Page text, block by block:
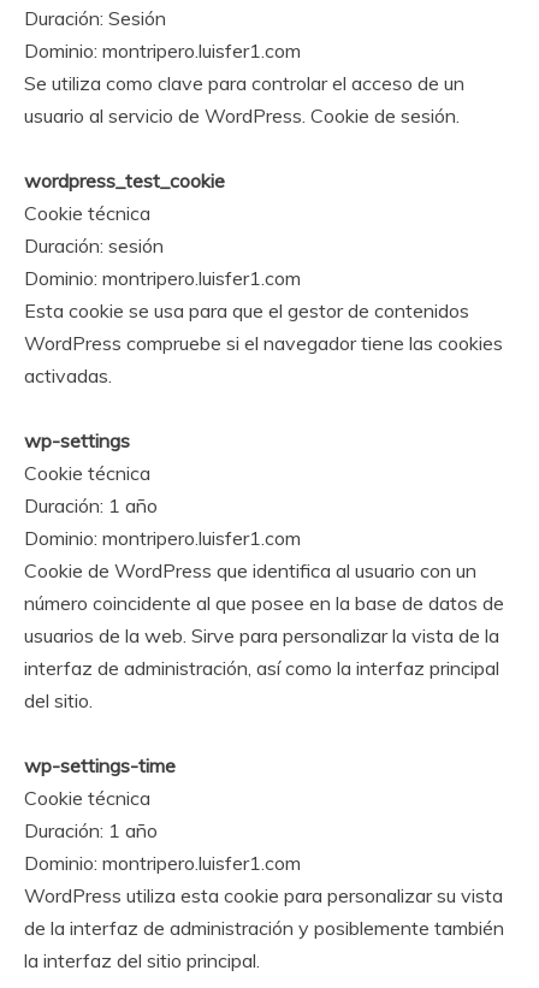
Duración: Sesión
Dominio: montripero.luisfer1.com
Se utiliza como clave para controlar el acceso de un
usuario al servicio de WordPress. Cookie de sesión.
wordpress_test_cookie
Cookie técnica
Duración: sesión
Dominio: montripero.luisfer1.com
Esta cookie se usa para que el gestor de contenidos
WordPress compruebe si el navegador tiene las cookies
activadas.
wp-settings
Cookie técnica
Duración: 1 año
Dominio: montripero.luisfer1.com
Cookie de WordPress que identifica al usuario con un
número coincidente al que posee en la base de datos de
usuarios de la web. Sirve para personalizar la vista de la
interfaz de administración, así como la interfaz principal
del sitio.
wp-settings-time
Cookie técnica
Duración: 1 año
Dominio: montripero.luisfer1.com
WordPress utiliza esta cookie para personalizar su vista
de la interfaz de administración y posiblemente también
la interfaz del sitio principal.